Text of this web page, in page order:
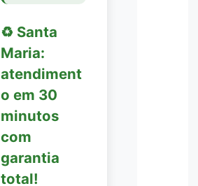
♻️ Santa
Maria:
atendiment
o em 30
minutos
com
garantia
total!